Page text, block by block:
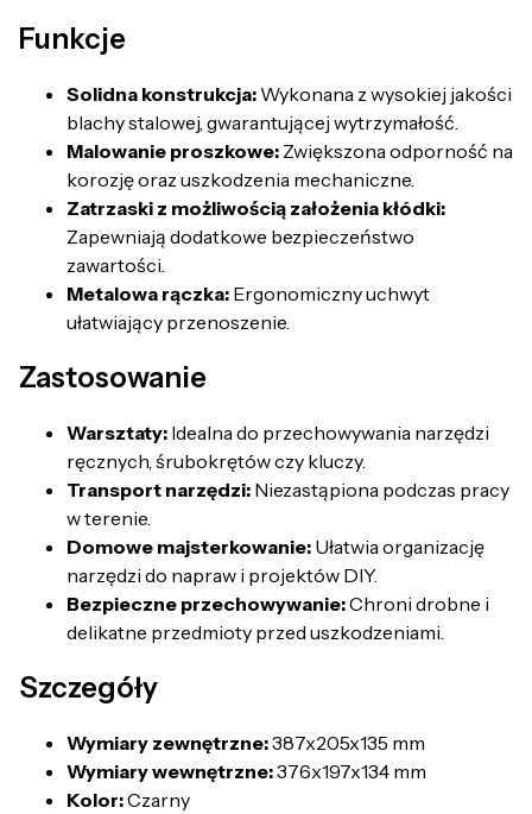
Funkcje
Solidna konstrukcja: Wykonana z wysokiej jakości
blachy stalowej, gwarantującej wytrzymałość.
Malowanie proszkowe: Zwiększona odporność na
korozję oraz uszkodzenia mechaniczne.
Zatrzaski z możliwością założenia kłódki:
Zapewniają dodatkowe bezpieczeństwo
zawartości.
Metalowa rączka: Ergonomiczny uchwyt
ułatwiający przenoszenie.
Zastosowanie
Warsztaty: Idealna do przechowywania narzędzi
ręcznych, śrubokrętów czy kluczy.
Transport narzędzi: Niezastąpiona podczas pracy
w terenie.
Domowe majsterkowanie: Ułatwia organizację
narzędzi do napraw i projektów DIY.
Bezpieczne przechowywanie:Chroni drobne i
delikatne przedmioty przed uszkodzeniami.
Szczegóły
Wymiary zewnętrzne:387x205x135 mm
Wymiary wewnętrzne:376x197x134 mm
Kolor:Czarny